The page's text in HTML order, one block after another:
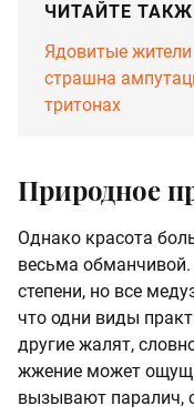
ЧИТАЙТЕ
Ядовитые
страшна
тритонах
Природное
Однако красота
весьма
степени, но все
что одни виды
другие жалят,
жжение может
вызывают паралич,